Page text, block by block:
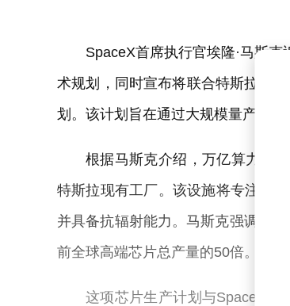
SpaceX首席执行官埃隆·马斯
术规划，同时宣布将联合特斯拉与
划。该计划旨在通过大规模量产专用
根据马斯克介绍，万亿算力工
特斯拉现有工厂。该设施将专注于
并具备抗辐射能力。马斯克强调，
前全球高端芯片总产量的50倍。
这项芯片生产计划与SpaceX的